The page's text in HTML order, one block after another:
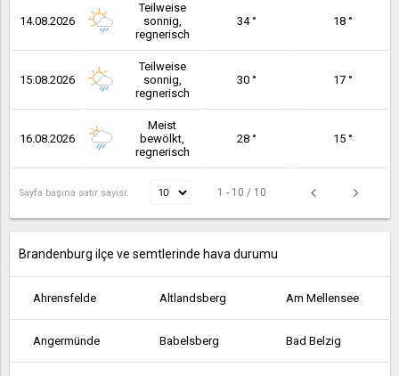
14.08.2026
Teilweise
sonnig,
regnerisch
34 ° 18 °
15.08.2026
Teilweise
sonnig,
regnerisch
30 ° 17 °
16.08.2026
Meist
bewölkt,
regnerisch
28 ° 15 °
Sayfa başına satır sayısı: 1 - 10 / 10
Brandenburg ilçe ve semtlerinde hava durumu
Ahrensfelde Altlandsberg Am Mellensee
Angermünde Babelsberg Bad Belzig